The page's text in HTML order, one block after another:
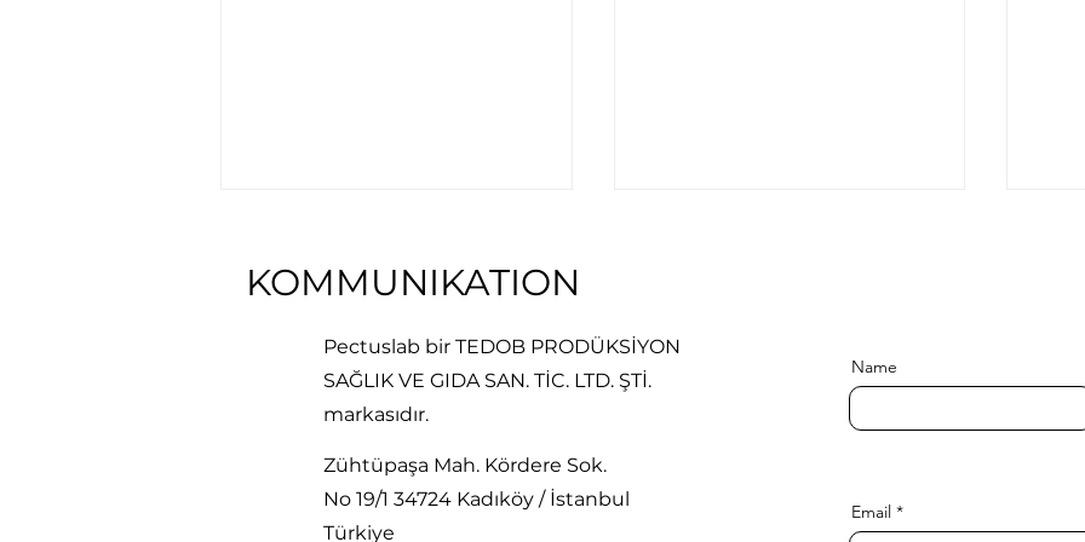
Beeinflusst eine frühe
Diagnose die langfristigen
Ergebnisse bei
Brustkorbfehlbildungen?
Haller-Index und andere
klinische Messwerte
KOMMUNIKATION
Pectuslab bir TEDOB PRODÜKSİYON
SAĞLIK VE GIDA SAN. TİC. LTD. ŞTİ.
markasıdır.
Zühtüpaşa Mah. Kördere Sok.
No 19/1 34724 Kadıköy / İstanbul
Türkiye
Name
Email